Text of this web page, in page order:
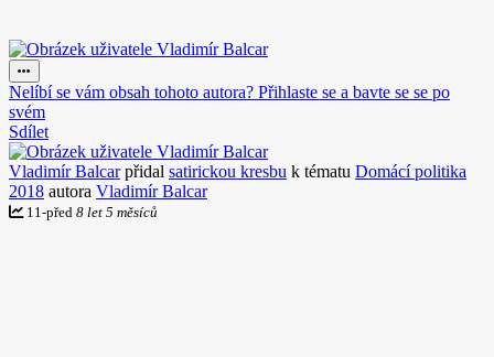
Nelíbí se vám obsah tohoto autora? Přihlaste se a bavte se se po
svém
Sdílet
Vladimír Balcarpřidal satirickou kresbu k tématu Domácí politika
2018 autora Vladimír Balcar
11 -před 8 let 5 měsíců